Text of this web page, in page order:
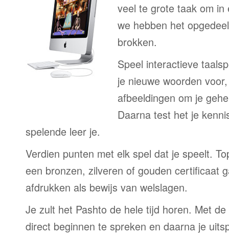
veel te grote taak om
we hebben het
brokken.
Speel interactieve
je nieuwe woorden
afbeeldingen om je
Daarna test het je
spelende leer je.
Verdien punten met elk spel dat je speelt.
een bronzen, zilveren of gouden certificaat
afdrukken als bewijs van welslagen.
Je zult het Pashto de hele tijd horen. Met
direct beginnen te spreken en daarna je